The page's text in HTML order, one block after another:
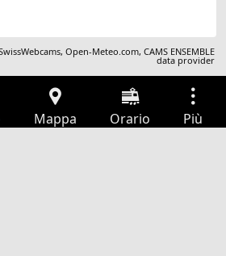
,Open-Meteo.com,CAMS ENSEMBLE
data provider
Mappa Orario Più